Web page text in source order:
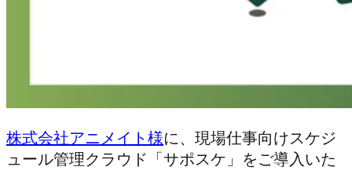
株式会社アニメイト様に、現場仕事向けスケジ
ュール管理クラウド「サポスケ」をご導入いた